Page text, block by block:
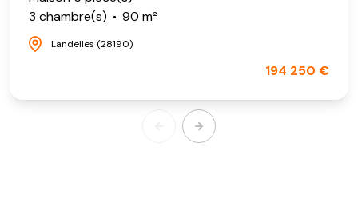
3 chambre(s)
90 m²
Landelles (28190)
194 250 €